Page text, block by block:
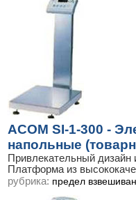
ACOM SI-1-300 -
напольные
Привлекательный дизайн
Платформа из
рубрика: предел